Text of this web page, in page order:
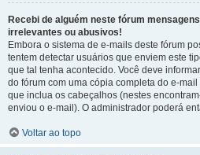
Recebi de alguém neste fórum
irrelevantes ou abusivos!
Embora o sistema de e-mails deste fórum
tentem detectar usuários que enviem este
que tal tenha acontecido. Você deve
do fórum com uma cópia completa do e-
que inclua os cabeçalhos (nestes
enviou o e-mail). O administrador poderá
Voltar ao topo